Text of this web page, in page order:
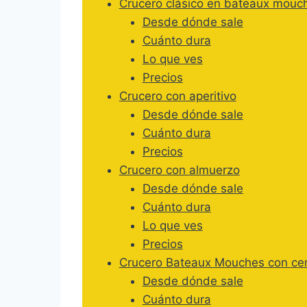
Crucero clásico en bateaux
Desde dónde sale
Cuánto dura
Lo que ves
Precios
Crucero con aperitivo
Desde dónde sale
Cuánto dura
Precios
Crucero con almuerzo
Desde dónde sale
Cuánto dura
Lo que ves
Precios
Crucero Bateaux Mouches con
Desde dónde sale
Cuánto dura